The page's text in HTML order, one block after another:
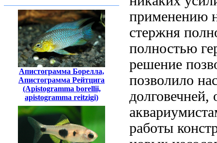
Апистограмма Борелла,
Апистограмма Рейтцига
(Apistogramma borellii,
аpistogramma reitzigi)
применению
стержня
полностью
решение
позволило
долговечней,
работы